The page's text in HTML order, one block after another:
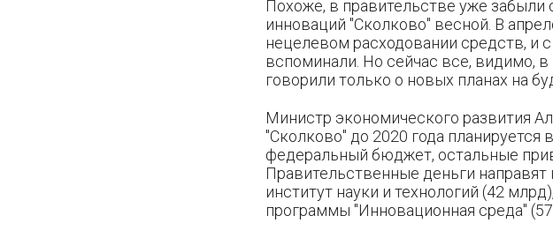
Похоже, в правительстве уже
инноваций "Сколково" весной. В
нецелевом расходовании средств, и
вспоминали. Но сейчас все, видимо,
говорили только о новых планах на
Министр экономического развития
"Сколково" до 2020 года
федеральный бюджет, остальные
Правительственные деньги
институт науки и технологий (42
программы "Инновационная среда"